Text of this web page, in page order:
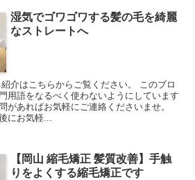
湿気でゴワゴワする髪の毛を綺麗
なストレートへ
介はこちらからご覧ください。 このブロ
用語をなるべく使わないようにしています
があればお気軽にご連絡くださいませ。
にお気軽...
【岡山 縮毛矯正 髪質改善】手触
りをよくする縮毛矯正です